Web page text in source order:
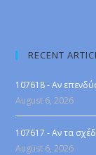
RECENT
107618 - Αν
August 6, 2026
107617 - Αν τα
August 6, 2026